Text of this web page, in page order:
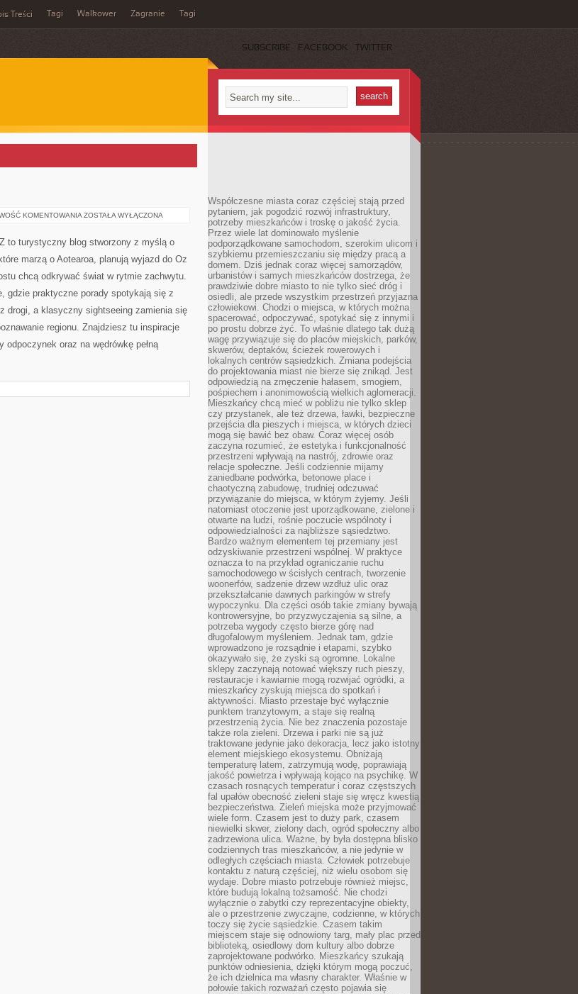
Treści Tagi Walkower Zagranie Tagi
SUBSCRIBE FACEBOOK TWITTER
KOMENTOWANIA WYSPY
ZOSTAŁA WYŁĄCZONA
to turystyczny blog stworzony z myślą o
marzą o Aotearoa, planują wyjazd do Oz
chcą odkrywać świat w rytmie zachwytu.
gdzie praktyczne porady spotykają się z
drogi, a klasyczny sightseeing zamienia się
regionu. Znajdziesz tu inspiracje
odpoczynek oraz na wędrówkę pełną
Współczesne miasta coraz częściej stają przed
pytaniem, jak pogodzić rozwój infrastruktury,
potrzeby mieszkańców i troskę o jakość życia.
Przez wiele lat dominowało myślenie
podporządkowane samochodom, szerokim ulicom i
szybkiemu przemieszczaniu się między pracą a
domem. Dziś jednak coraz więcej samorządów,
urbanistów i samych mieszkańców dostrzega, że
prawdziwie dobre miasto to nie tylko sieć dróg i
osiedli, ale przede wszystkim przestrzeń przyjazna
człowiekowi. Chodzi o miejsca, w których można
spacerować, odpoczywać, spotykać się z innymi i
po prostu dobrze żyć. To właśnie dlatego tak dużą
wagę przywiązuje się do placów miejskich, parków,
skwerów, deptaków, ścieżek rowerowych i
lokalnych centrów sąsiedzkich. Zmiana podejścia
do projektowania miast nie bierze się znikąd. Jest
odpowiedzią na zmęczenie hałasem, smogiem,
pośpiechem i anonimowością wielkich aglomeracji.
Mieszkańcy chcą mieć w pobliżu nie tylko sklep
czy przystanek, ale też drzewa, ławki, bezpieczne
przejścia dla pieszych i miejsca, w których dzieci
mogą się bawić bez obaw. Coraz więcej osób
zaczyna rozumieć, że estetyka i funkcjonalność
przestrzeni wpływają na nastrój, zdrowie oraz
relacje społeczne. Jeśli codziennie mijamy
zaniedbane podwórka, betonowe place i
chaotyczną zabudowę, trudniej odczuwać
przywiązanie do miejsca, w którym żyjemy. Jeśli
natomiast otoczenie jest uporządkowane, zielone i
otwarte na ludzi, rośnie poczucie wspólnoty i
odpowiedzialności za najbliższe sąsiedztwo.
Bardzo ważnym elementem tej przemiany jest
odzyskiwanie przestrzeni wspólnej. W praktyce
oznacza to na przykład ograniczanie ruchu
samochodowego w ścisłych centrach, tworzenie
woonerfów, sadzenie drzew wzdłuż ulic oraz
przekształcanie dawnych parkingów w strefy
wypoczynku. Dla części osób takie zmiany bywają
kontrowersyjne, bo przyzwyczajenia są silne, a
potrzeba wygody często bierze górę nad
długofalowym myśleniem. Jednak tam, gdzie
wprowadzono je rozsądnie i etapami, szybko
okazywało się, że zyski są ogromne. Lokalne
sklepy zaczynają notować większy ruch pieszy,
restauracje i kawiarnie mogą rozwijać ogródki, a
mieszkańcy zyskują miejsca do spotkań i
aktywności. Miasto przestaje być wyłącznie
punktem tranzytowym, a staje się realną
przestrzenią życia. Nie bez znaczenia pozostaje
także rola zieleni. Drzewa i parki nie są już
traktowane jedynie jako dekoracja, lecz jako istotny
element miejskiego ekosystemu. Obniżają
temperaturę latem, zatrzymują wodę, poprawiają
jakość powietrza i wpływają kojąco na psychikę. W
czasach rosnących temperatur i coraz częstszych
fal upałów obecność zieleni staje się wręcz kwestią
bezpieczeństwa. Zieleń miejska może przyjmować
wiele form. Czasem jest to duży park, czasem
niewielki skwer, zielony dach, ogród społeczny albo
zadrzewiona ulica. Ważne, by była dostępna blisko
codziennych tras mieszkańców, a nie jedynie w
odległych częściach miasta. Człowiek potrzebuje
kontaktu z naturą częściej, niż wielu osobom się
wydaje. Dobre miasto potrzebuje również miejsc,
które budują lokalną tożsamość. Nie chodzi
wyłącznie o zabytki czy reprezentacyjne obiekty,
ale o przestrzenie zwyczajne, codzienne, w których
toczy się życie sąsiedzkie. Czasem takim
miejscem staje się odnowiony targ, mały plac przed
biblioteką, osiedlowy dom kultury albo dobrze
zaprojektowane podwórko. Mieszkańcy szukają
punktów odniesienia, dzięki którym mogą poczuć,
że ich dzielnica ma własny charakter. Właśnie w
połowie takich rozważań często pojawia się